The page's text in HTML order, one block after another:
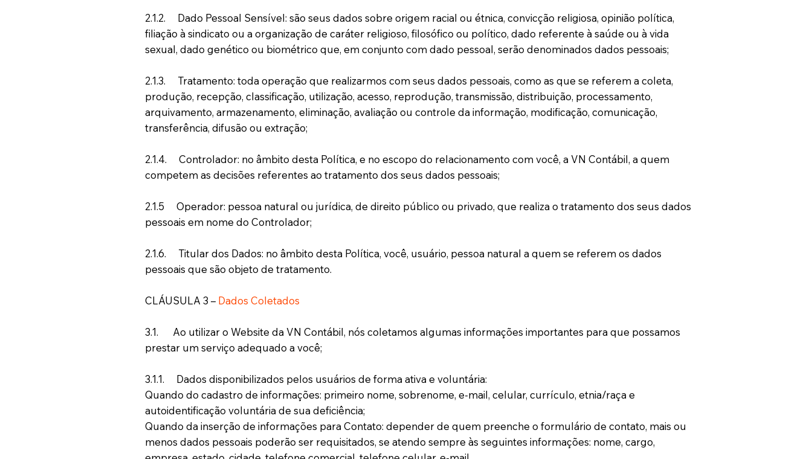
2.1.2. Dado Pessoal Sensível: são seus dados sobre origem racial ou étnica, convicção religiosa, opinião política,
filiação à sindicato ou a organização de caráter religioso, filosófico ou político, dado referente à saúde ou à vida
sexual, dado genético ou biométrico que, em conjunto com dado pessoal, serão denominados dados pessoais;
2.1.3. Tratamento: toda operação que realizarmos com seus dados pessoais, como as que se referem a coleta,
produção, recepção, classificação, utilização, acesso, reprodução, transmissão, distribuição, processamento,
arquivamento, armazenamento, eliminação, avaliação ou controle da informação, modificação, comunicação,
transferência, difusão ou extração;
2.1.4. Controlador: no âmbito desta Política, e no escopo do relacionamento com você, a VN Contábil, a quem
competem as decisões referentes ao tratamento dos seus dados pessoais;
2.1.5 Operador: pessoa natural ou jurídica, de direito público ou privado, que realiza o tratamento dos seus dados
pessoais em nome do Controlador;
2.1.6. Titular dos Dados: no âmbito desta Política, você, usuário, pessoa natural a quem se referem os dados
pessoais que são objeto de tratamento.
CLÁUSULA 3 – Dados Coletados
3.1. Ao utilizar o Website da VN Contábil, nós coletamos algumas informações importantes para que possamos
prestar um serviço adequado a você;
3.1.1. Dados disponibilizados pelos usuários de forma ativa e voluntária:
Quando do cadastro de informações: primeiro nome, sobrenome, e-mail, celular, currículo, etnia/raça e
autoidentificação voluntária de sua deficiência;
Quando da inserção de informações para Contato: depender de quem preenche o formulário de contato, mais ou
menos dados pessoais poderão ser requisitados, se atendo sempre às seguintes informações: nome, cargo,